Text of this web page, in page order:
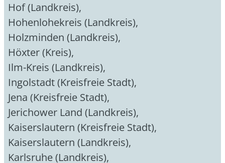
Hof (Landkreis),
Hohenlohekreis (Landkreis),
Holzminden (Landkreis),
Höxter (Kreis),
Ilm-Kreis (Landkreis),
Ingolstadt (Kreisfreie Stadt),
Jena (Kreisfreie Stadt),
Jerichower Land (Landkreis),
Kaiserslautern (Kreisfreie Stadt),
Kaiserslautern (Landkreis),
Karlsruhe (Landkreis),